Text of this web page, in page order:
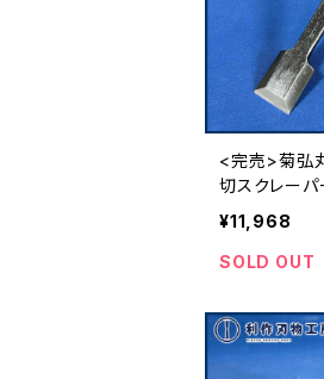
<完売>菊弘
切スクレー
¥11,968
SOLD OUT